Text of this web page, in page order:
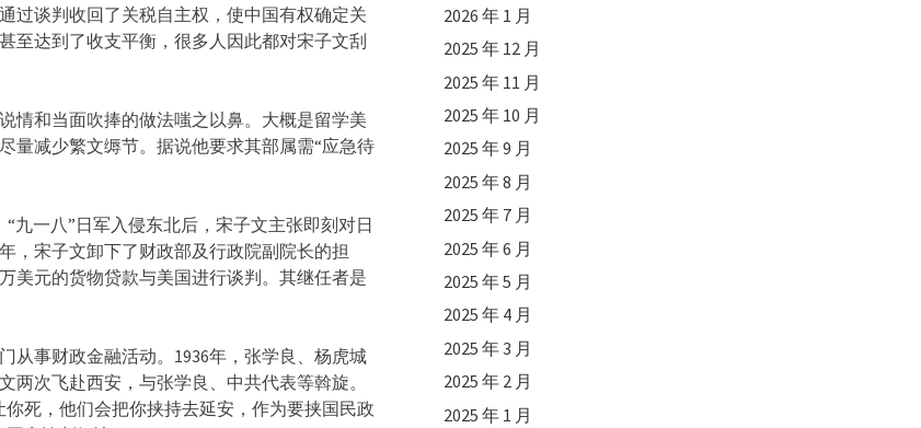
过谈判收回了关税自主权，使中国有权确定关
至达到了收支平衡，很多人因此都对宋子文刮
情和当面吹捧的做法嗤之以鼻。大概是留学美
量减少繁文缛节。据说他要求其部属需“应急待
九一八”日军入侵东北后，宋子文主张即刻对日
，宋子文卸下了财政部及行政院副院长的担
美元的货物贷款与美国进行谈判。其继任者是
从事财政金融活动。1936年，张学良、杨虎城
次飞赴西安，与张学良、中共代表等斡旋。
死，他们会把你挟持去延安，作为要挟国民政
2026 年 1 月
2025 年 12 月
2025 年 11 月
2025 年 10 月
2025 年 9 月
2025 年 8 月
2025 年 7 月
2025 年 6 月
2025 年 5 月
2025 年 4 月
2025 年 3 月
2025 年 2 月
2025 年 1 月